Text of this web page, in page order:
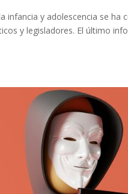
infancia y adolescencia se ha
y legisladores. El último